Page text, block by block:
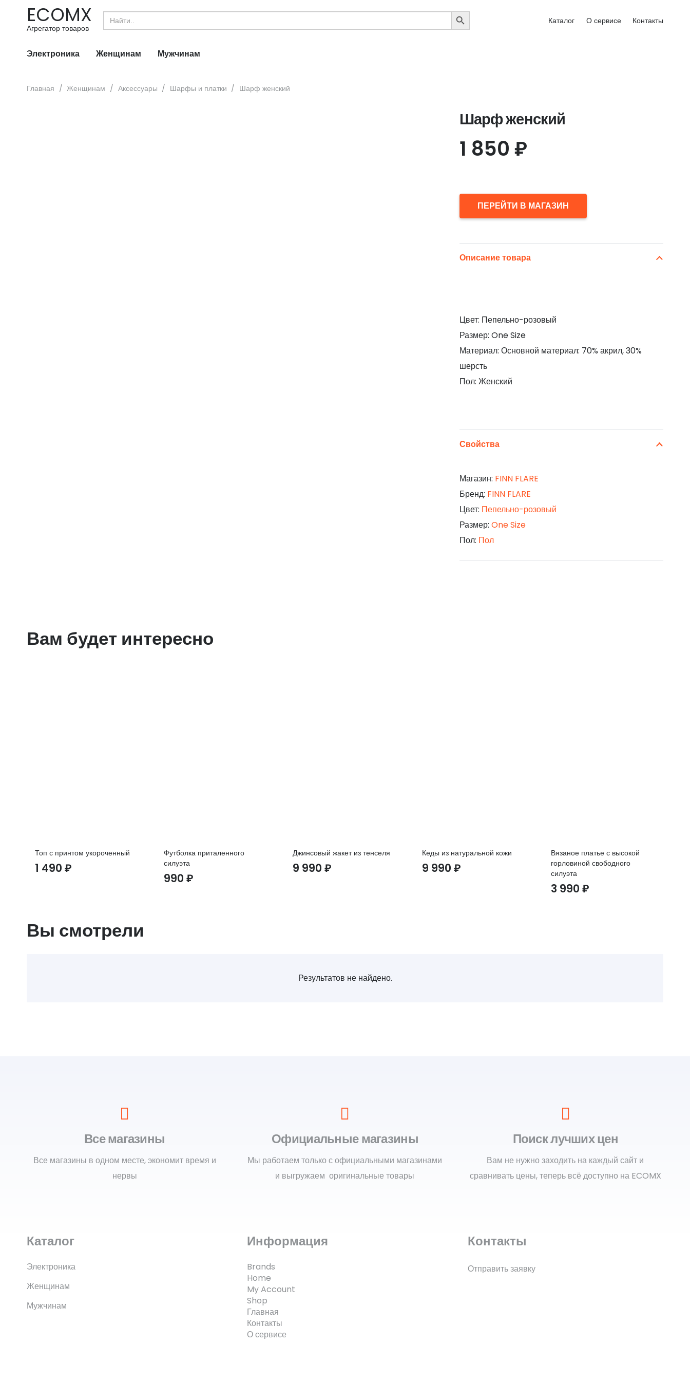
ECOMX
Агрегатор товаров
Search
for:
SEARCH
BUTTON
Каталог О сервисе Контакты
Электроника Женщинам Мужчинам
Главная / Женщинам / Аксессуары / Шарфы и платки / Шарф женский
Шарф женский
1 850 ₽
ПЕРЕЙТИ В МАГАЗИН
Описание товара
Цвет: Пепельно-розовый
Размер: One Size
Материал: Основной материал: 70% акрил, 30%
шерсть
Пол: Женский
Свойства
Магазин: FINN FLARE
Бренд: FINN FLARE
Цвет: Пепельно-розовый
Размер: One Size
Пол: Пол
Вам будет интересно
Топ с принтом укороченный
1 490 ₽
Футболка приталенного
силуэта
990₽
Джинсовый жакет из тенселя
9 990₽
Кеды из натуральной кожи
9 990 ₽
Вязаное платье с высокой
горловиной свободного
силуэта
3 990 ₽
Вы смотрели
Результатов не найдено.
Все магазины
Все магазины в одном месте, экономит время и
нервы
Официальные магазины
Мы работаем только с официальными магазинами
и выгружаем оригинальные товары
Поиск лучших цен
Вам не нужно заходить на каждый сайт и
сравнивать цены, теперь всё доступно на ECOMX
Каталог
Электроника
Женщинам
Мужчинам
Информация
Brands
Home
My Account
Shop
Главная
Контакты
О сервисе
Контакты
Отправить заявку